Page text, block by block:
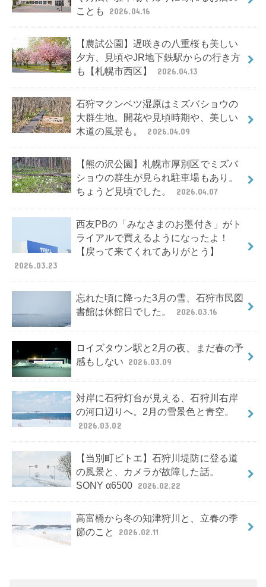
ことも
2026.04.16
【農試公園】遅咲きの八重桜も美しい
夕方、見頃やJR地下鉄駅からの行き方
も【札幌市西区】
2026.04.13
石狩マクンベツ湿原はミズバショウの
大群生地。開花や見頃時期や、美しい
木道の風景も。
2026.04.09
【熊の沢公園】札幌市厚別区でミズバ
ショウの群生が見られ駐車場もあり。
ちょうど見頃でした。
2026.04.07
西友PBの「みなさまのお墨付き」がト
ライアルで買えるようになったよ！
【戻って来てくれてありがとう】
2026.03.23
忘れた頃に降った3月の雪、石狩市民図
書館は休館日でした。
2026.03.16
ロイズタウン駅と2月の夜、まだ春の予
感もしない 2026.03.09
対岸に石狩灯台が見える、石狩川右岸
の河口辺りへ。2月の雪景色と青空。
2026.03.02
【当別町ビトエ】石狩川堤防に登る道
の風景と、カメラが故障した話。
SONY α6500 2026.02.22
高富橋から冬の知津狩川と、立春の季
節のこと
2026.02.11